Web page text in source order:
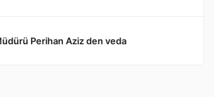
Perihan Aziz den veda